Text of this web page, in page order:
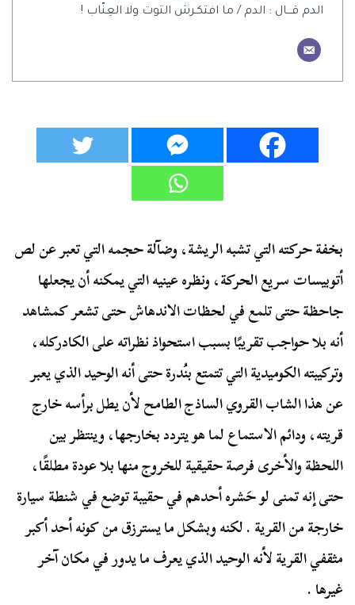
الدم قـــال : الدم / ما افتكـرش التوت ولا العِنّاب !
بخفة حركته التي تشبه الريشة، وضآلة حجمه التي تعبر عن لص
أتوبيسات سريع الحركة، ونظره عينيه التي يمكنه أن يجعلها
جاحظة حتى تلمع في لحظات الاندهاش حتى تشعر كمشاهد
أنه بلا حواجب تقريبًا بسبب استحواذ نظراته على الكادركله،
وتركيبته الكوميدية التي تتمتع بنُدرة حتى أنه الوحيد الذي يعبر
عن هذا الشاب القروي الساذج الطامح لأن يطل برأسه خارج
قريته، ودائم الاستماع لما هو يتردد بخارجها، وينتظر بين
اللحظة والأخرى فرصة حقيقية للخروج منها بلا عودة مطلقًا،
حتى إنه تمنى لو حَشره أحدهم في حقيبة توضع في شنطة سيارة
خارجة من القرية . لكنه وبشكل ما يسترزق من كونه أحد أكبر
مثقفي القرية لأنه الوحيد الذي يعرف ما يدور في مكان آخر
غيرها .